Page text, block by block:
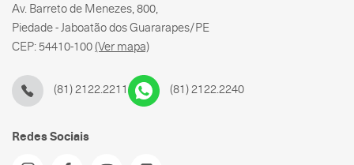
Av. Barreto de Menezes, 800,
Piedade - Jaboatão dos Guararapes/PE
CEP: 54410-100(Ver mapa)
Redes Sociais
(81) 2122.2211 (81) 2122.2240